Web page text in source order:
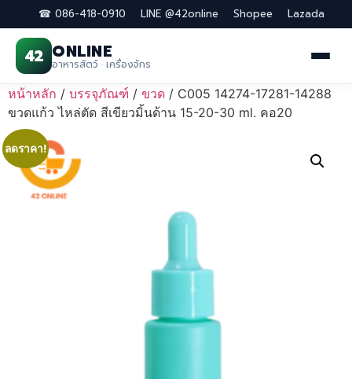
☎ 086-418-0910 LINE @42online Shopee Lazada
42 ONLINE
อาหารสัตว์ · เครื่องจักร
Skip
to
content
หน้าหลัก / บรรจุภัณฑ์ / ขวด / C005 14274-17281-14288
ขวดแก้ว ไหล่ตัด สีเขียวมิ้นด้าน 15-20-30 ml. คอ20
ลดราคา!